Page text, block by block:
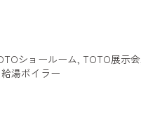
ショールーム TOTO展示会
,給湯ボイラー